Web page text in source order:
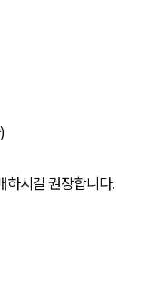
하시길 권장합니다.